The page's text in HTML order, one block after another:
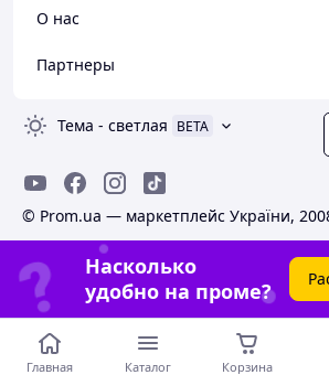
О нас
Партнеры
Тема - светлая BETA
© Prom.ua — маркетплейс України,
Насколько
удобно на проме?
Главная Каталог Корзина